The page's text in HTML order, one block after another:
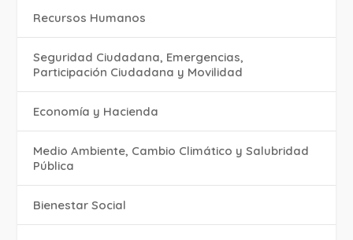
Recursos Humanos
Seguridad Ciudadana, Emergencias,
Participación Ciudadana y Movilidad
Economía y Hacienda
Medio Ambiente, Cambio Climático y Salubridad
Pública
Bienestar Social